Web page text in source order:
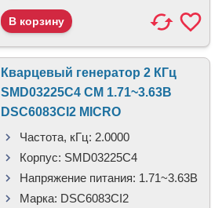
Кварцевый генератор 2 КГц
SMD03225C4 CM 1.71~3.63В
DSC6083CI2 MICRO
Частота, кГц: 2.0000
Корпус: SMD03225C4
Напряжение питания: 1.71~3.63В
Марка: DSC6083CI2